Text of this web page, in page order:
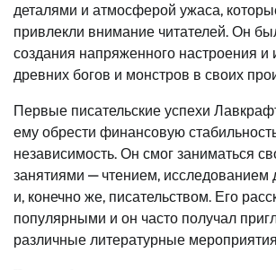
деталями и атмосферой ужаса,
привлекли внимание читателей. Он
создания напряженного настроения и
древних богов и монстров в своих
Первые писательские успехи
ему обрести финансовую
независимость. Он смог заниматься
занятиями — чтением, исследованием
и, конечно же, писательством. Его
популярными и он часто получал
различные литературные